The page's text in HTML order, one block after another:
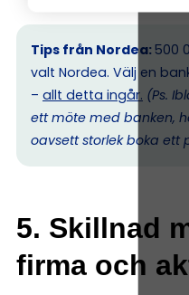
Tips från Nordea: 500
valt Nordea. Välj en
– allt detta ingår. (Ps. I
ett möte med banken,
oavsett storlek boka ett
5. Skillnad
firma och